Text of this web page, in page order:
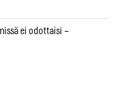
ei odottaisi –